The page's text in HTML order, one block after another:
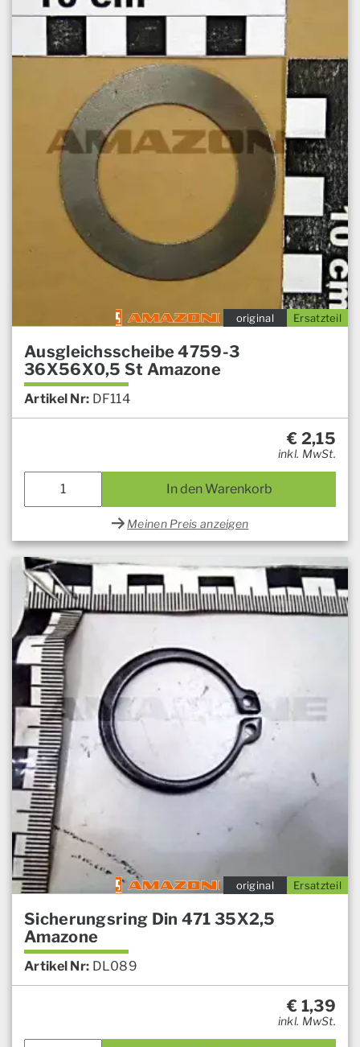
Ersatzteil
original
Ausgleichsscheibe 4759-3
36X56X0,5 St Amazone
Artikel Nr: DF114
€ 2,15
inkl. MwSt.
In den Warenkorb
Meinen Preis anzeigen
Ersatzteil
original
Sicherungsring Din 471 35X2,5
Amazone
Artikel Nr: DL089
€ 1,39
inkl. MwSt.